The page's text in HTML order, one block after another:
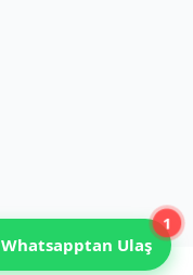
Whatsapptan Ulaş
1